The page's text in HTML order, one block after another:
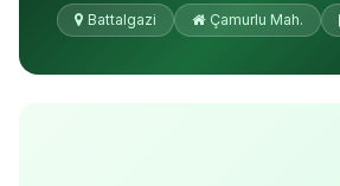
Battalgazi Çamurlu Mah.